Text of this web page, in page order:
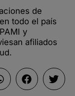
de
todo el país
y
afiliados